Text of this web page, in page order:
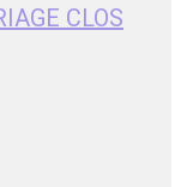
CLOS